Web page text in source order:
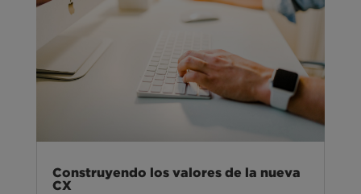
Construyendo los valores de la nueva
CX